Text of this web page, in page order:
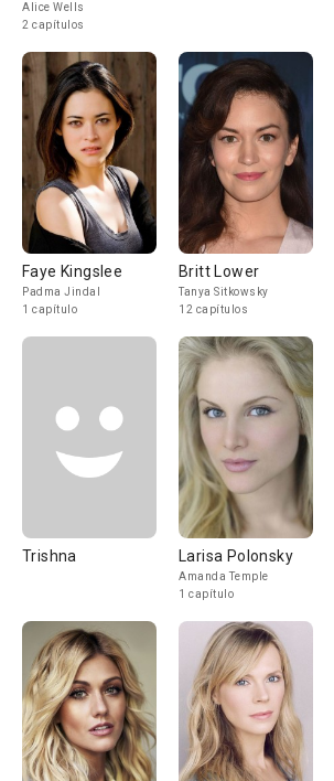
Alice Wells
2 capítulos
Faye Kingslee
Padma Jindal
1 capítulo
Britt Lower
Tanya Sitkowsky
12 capítulos
Trishna Larisa Polonsky
Amanda Temple
1 capítulo